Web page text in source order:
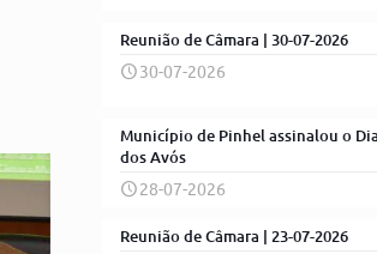
Reunião de Câmara | 30-07-2026
30-07-2026
Município de Pinhel assinalou o Dia
dos Avós
28-07-2026
Reunião de Câmara | 23-07-2026